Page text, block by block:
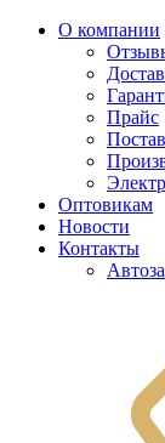
О компании
Прайс
Оптовикам
Новости
Контакты